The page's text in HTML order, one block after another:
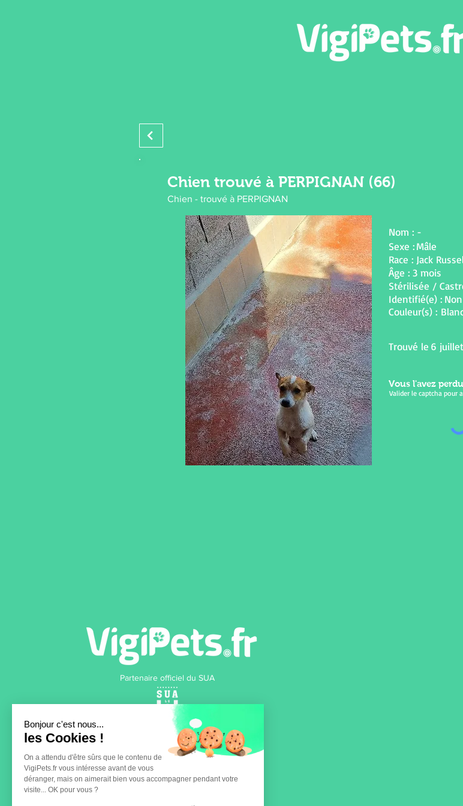
Chien trouvé à PERPIGNAN (66)
Chien - trouvé à PERPIGNAN
Nom : -
Sexe :Mâle
Race : Jack
Âge : 3 mois
Stérilisée /
Identifié(e) : Non
Couleur(s) :
Trouvé le6
Vous l'avez
Valider le captcha pour
Partenaire officiel du SUA
Retrouver mon chien perdu
Retrouver mon chat perdu
Bonjour c'est nous...
les Cookies !
On a attendu d'être sûrs que le contenu de
VigiPets.fr vous intéresse avant de vous
déranger, mais on aimerait bien vous accompagner pendant votre
visite... OK pour vous ?